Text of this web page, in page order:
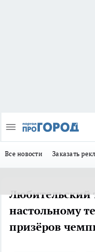
Все новости Заказать
Любительский
настольному
призёров